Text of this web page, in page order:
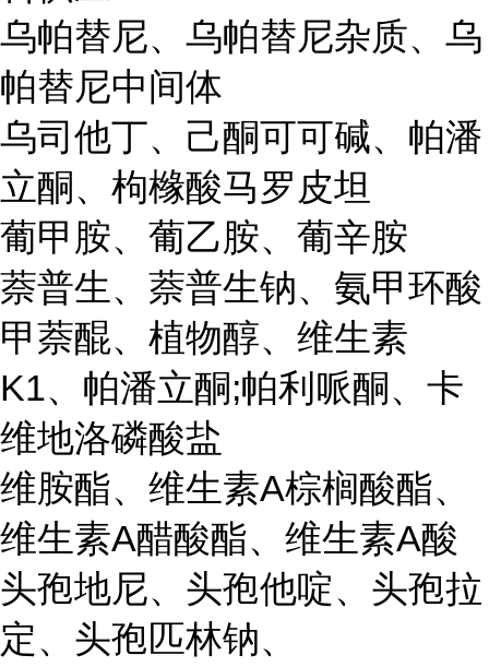
乌帕替尼、乌帕替尼杂质、乌
帕替尼中间体
乌司他丁、己酮可可碱、帕潘
立酮、枸橼酸马罗皮坦
葡甲胺、葡乙胺、葡辛胺
萘普生、萘普生钠、氨甲环酸
甲萘醌、植物醇、维生素
K1、帕潘立酮;帕利哌酮、卡
维地洛磷酸盐
维胺酯、维生素A棕榈酸酯、
维生素A醋酸酯、维生素A酸
头孢地尼、头孢他啶、头孢拉
定、头孢匹林钠、